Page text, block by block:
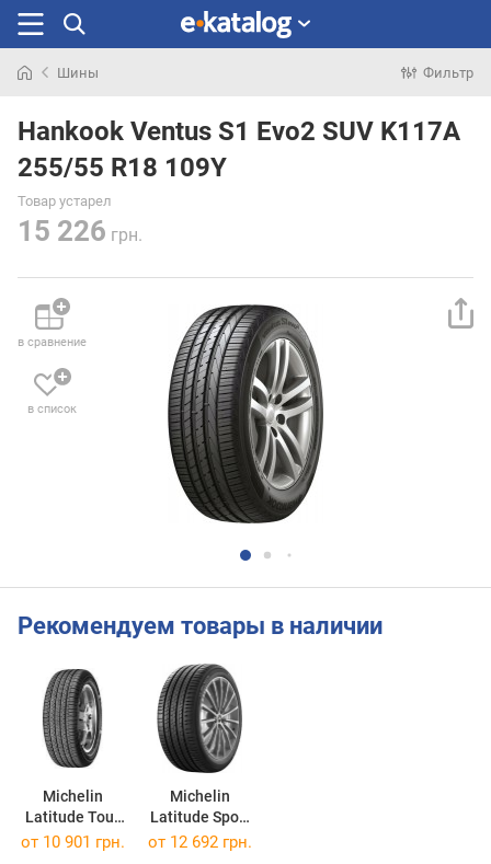
раньше
Шины Фильтр
Hankook Ventus S1 Evo2 SUV K117A
255/55 R18 109Y
Товар устарел
15 226 грн.
в сравнение
в список
Рекомендуем товары в наличии
Michelin
Latitude Tour
HP
Michelin
Latitude Sport
3
от 10 901 грн. от 12 692 грн.